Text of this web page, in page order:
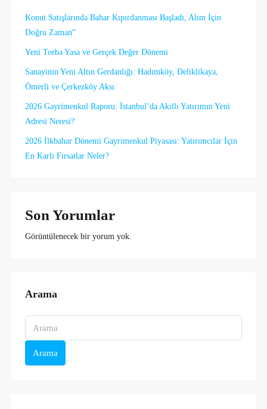
Konut Satışlarında Bahar Kıpırdanması Başladı, Alım İçin
Doğru Zaman”
Yeni Torba Yasa ve Gerçek Değer Dönemi
Sanayinin Yeni Altın Gerdanlığı: Hadımköy, Deliklikaya,
Ömerli ve Çerkezköy Aksı
2026 Gayrimenkul Raporu: İstanbul’da Akıllı Yatırımın Yeni
Adresi Neresi?
2026 İlkbahar Dönemi Gayrimenkul Piyasası: Yatırımcılar İçin
En Karlı Fırsatlar Neler?
Son Yorumlar
Görüntülenecek bir yorum yok.
Arama
Arama